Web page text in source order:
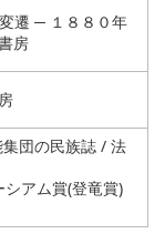
遷 ─ １８８０年
房
団の民族誌 / 法
シアム賞(登竜賞)